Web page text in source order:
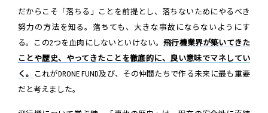
だからこそ「落ちる」ことを前提とし、落ちないためにやるべき
努力の方法を知る。落ちても、大きな事故にならないようにす
る。この2つを血肉にしないといけない。飛行機業界が築いてきた
ことや歴史、やってきたことを徹底的に、良い意味でマネしてい
く。
これがDRONE FUND及び、その仲間たちで作る未来に最も重要
だと考えました。